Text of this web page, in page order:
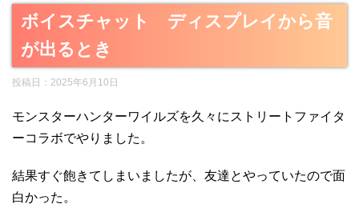
ボイスチャット ディスプレイから音
が出るとき
投稿日： 2025年6月10日
モンスターハンターワイルズを久々にストリートファイタ
ーコラボでやりました。
結果すぐ飽きてしまいましたが、友達とやっていたので面
白かった。